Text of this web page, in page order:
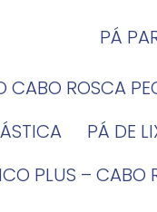
PÁ
CABO ROSCA
PÁ DE
PLUS – CABO